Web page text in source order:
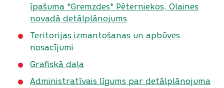
īpašuma "Gremzdes" Pēterniekos, Olaines
novadā detālplānojums
Teritorijas izmantošanas un apbūves
nosacījumi
Grafiskā daļa
Administratīvais līgums par detālplānojuma